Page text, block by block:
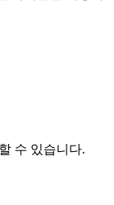
수 있습니다.